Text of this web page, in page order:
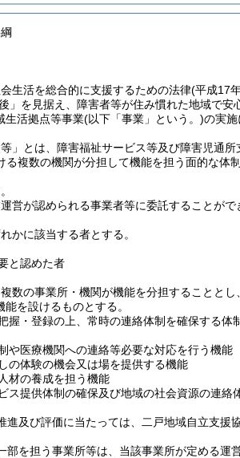
生活を総合的に支援するための法律(平成17
」を見据え、障害者等が住み慣れた地域で
生活拠点等事業(以下「事業」という。)の実施
」とは、障害福祉サービス等及び障害児通
る複数の機関が分担して機能を担う面的な体制
営が認められる事業者等に委託することがで
かに該当する者とする。
と認めた者
数の事業所・機関が機能を分担することとし
を設けるものとする。
握・登録の上、常時の連絡体制を確保する
や医療機関への連絡等必要な対応を行う機能
の体験の機会又は場を提供する機能
材の養成を担う機能
ス提供体制の確保及び地域の社会資源の連絡
進及び評価に当たっては、二戸地域自立支援
部を担う事業所等は、当該事業所が定める